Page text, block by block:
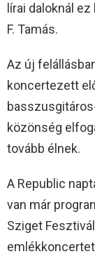
lírai daloknál
F. Tamás.
Az új
koncertezett
közönség
tovább élnek.
A Republic
van már
Sziget